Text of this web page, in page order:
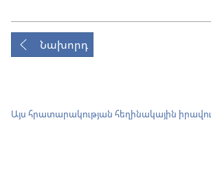
Նախորդ
Այս հրատարակության հեղինակային